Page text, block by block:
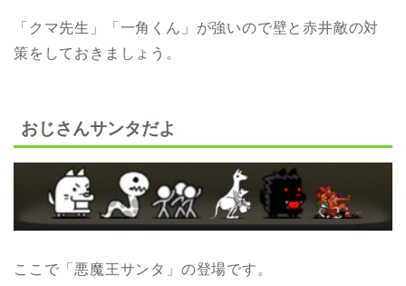
「クマ先生」「一角くん」が強いので壁と赤井敵の対
策をしておきましょう。
おじさんサンタだよ
ここで「悪魔王サンタ」の登場です。